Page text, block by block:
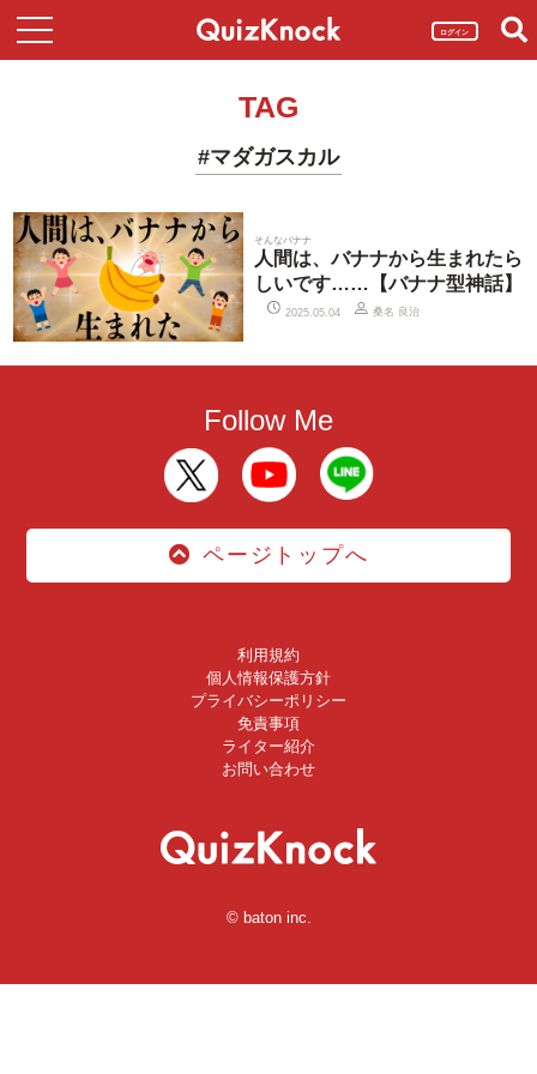
ログイン
TAG
#マダガスカル
そんなバナナ
人間は、バナナから生まれたら
しいです……【バナナ型神話】
2025.05.04 桑名 良治
Follow Me
ページトップへ
利用規約
個人情報保護方針
プライバシーポリシー
免責事項
ライター紹介
お問い合わせ
© baton inc.